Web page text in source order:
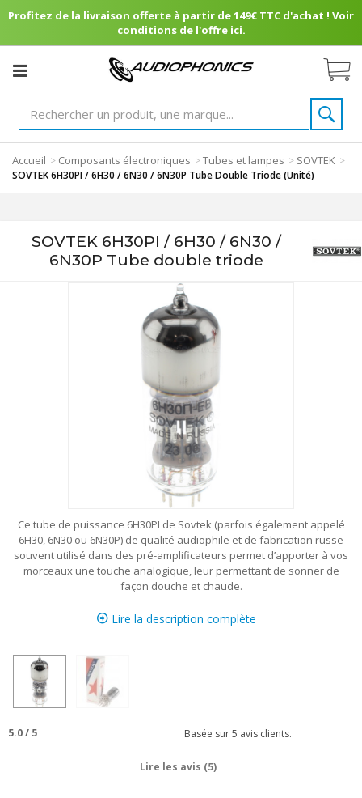
Profitez de la livraison offerte à partir de 149€ TTC d'achat ! Voir
conditions de l'offre ici.
Accueil > Composants électroniques >Tubes et lampes > SOVTEK >
SOVTEK 6H30PI / 6H30 / 6N30 / 6N30P Tube Double Triode (Unité)
SOVTEK 6H30PI / 6H30 / 6N30 /
6N30P Tube double triode
Ce tube de puissance 6H30PI de Sovtek (parfois également appelé
6H30, 6N30 ou 6N30P) de qualité audiophile et de fabrication russe
souvent utilisé dans des pré-amplificateurs permet d’apporter à vos
morceaux une touche analogique, leur permettant de sonner de
façon douche et chaude.
Lire la description complète
5.0/ 5 Basée sur5 avis clients.
Lire les avis (5)